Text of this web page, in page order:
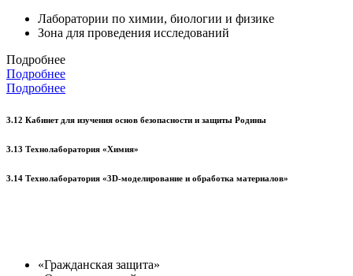
Лаборатории по химии, биологии и физике
Зона для проведения исследований
Подробнее
Подробнее
Подробнее
3.12 Кабинет для изучения основ безопасности и защиты Родины
3.13 Технолаборатория «Химия»
3.14 Технолаборатория «3D-моделирование и обработка материалов»
«Гражданская защита»